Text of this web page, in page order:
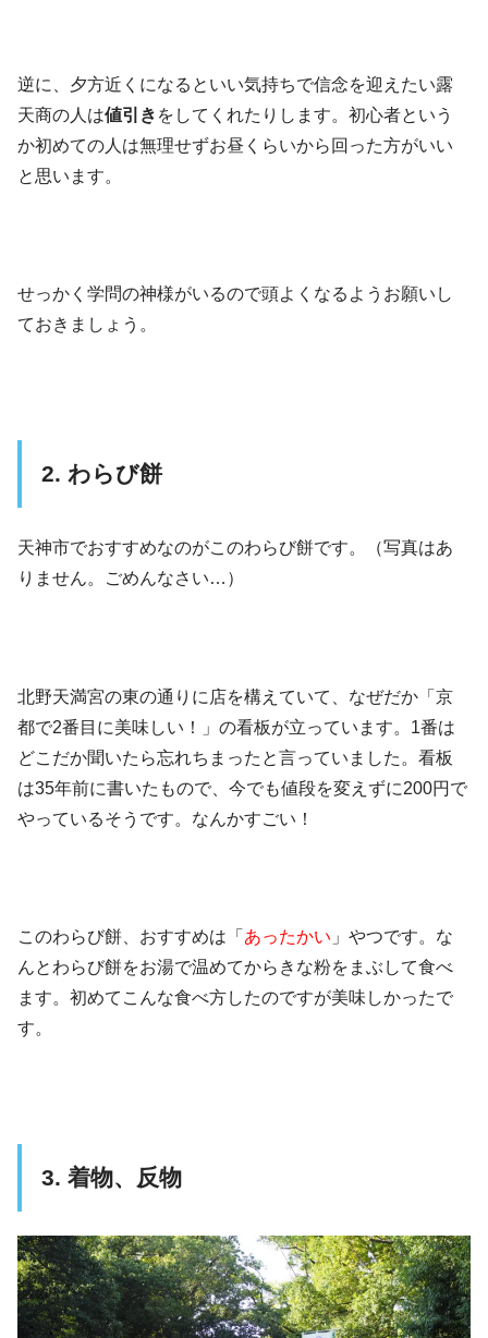
逆に、夕方近くになるといい気持ちで信念を迎えたい露
天商の人は値引き をしてくれたりします。初心者という
か初めての人は無理せずお昼くらいから回った方がいい
と思います。
せっかく学問の神様がいるので頭よくなるようお願いし
ておきましょう。
2. わらび餅
天神市でおすすめなのがこのわらび餅です。（写真はあ
りません。ごめんなさい…）
北野天満宮の東の通りに店を構えていて、なぜだか「京
都で2番目に美味しい！」の看板が立っています。1番は
どこだか聞いたら忘れちまったと言っていました。看板
は35年前に書いたもので、今でも値段を変えずに200円で
やっているそうです。なんかすごい！
このわらび餅、おすすめは「あったかい 」やつです。な
んとわらび餅をお湯で温めてからきな粉をまぶして食べ
ます。初めてこんな食べ方したのですが美味しかったで
す。
3. 着物、反物